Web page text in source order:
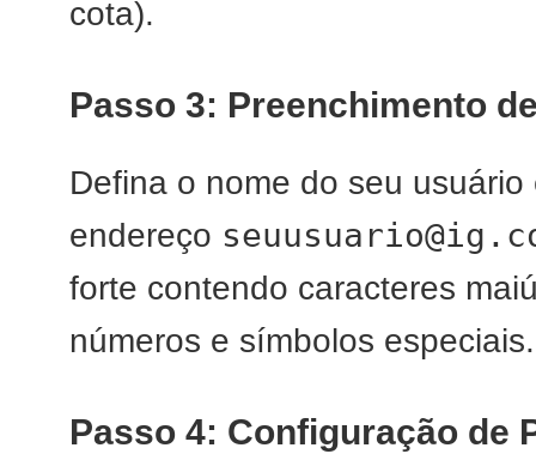
cota).
Passo 3: Preenchimento
Defina o nome do seu
endereço
forte contendo caracteres
números e símbolos especiais.
Passo 4: Configuração de